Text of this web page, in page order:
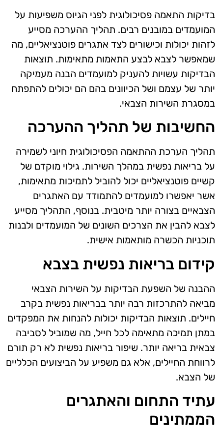
בדיקות התאמה פסיכולוגית לפני הגיוס משפיעות על
המועמדים במובנים רבים. תהליך ההערכה מסייע
לזהות יכולות וכישורים לצד אתגרים פוטנציאליים, מה
שמאפשר לצבא לבצע התאמות מתאימות. תוצאות
הבדיקות עשויות להעניק למועמדים הבנה מעמיקה
יותר של עצמם ושל הכיוונים בהם הם יכולים להתפתח
במסגרת השירות הצבאי.
החשיבות של תהליך ההערכה
תהליך הערכת ההתאמה הפסיכולוגית חיוני לשמירה
על בריאות נפשית במהלך השירות. גילוי מוקדם של
קשיים פוטנציאליים יכול להוביל לתמיכות מתאימות,
אשר יאפשרו למועמדים להתמודד עם האתגרים
הצבאיים בצורה יותר מיטבית. בנוסף, התהליך מסייע
לצבא להבין את הצרכים השונים של המועמדים ולבנות
תוכניות הכשרה מותאמות אישית.
קידום בריאות נפשית בצבא
ההבנה של השפעת הבדיקות על השירות הצבאי
מביאה להתרכזות רבה יותר בבריאות נפשית בקרב
חיילים. תוצאות הבדיקות יכולות להנחות את המפקדים
במתן תמיכה מתאימה לכל חייל, מה שמוביל לסביבה
צבאית בריאה יותר. שיפור בריאות נפשית לא רק תורם
לרווחת החיילים, אלא גם משפיע על הביצועים הכלליים
של הצבא.
עתיד התחום והאתגרים
הממתינים